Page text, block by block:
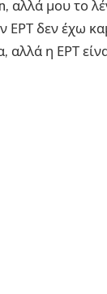
αλλά μου το
ΕΡΤ δεν έχω
αλλά η ΕΡΤ